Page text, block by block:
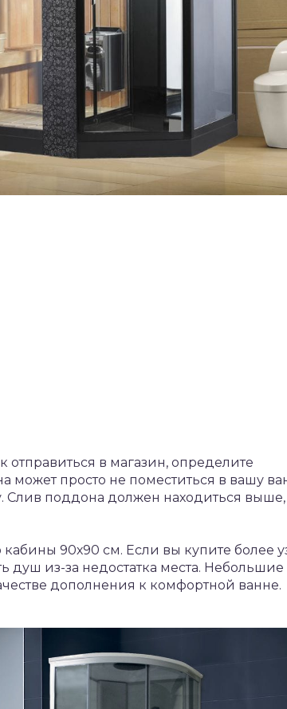
в магазин, определите
может просто не поместиться в вашу
Слив поддона должен находиться
90х90 см. Если вы купите более
из-за недостатка места. Небольшие
дополнения к комфортной ванне.